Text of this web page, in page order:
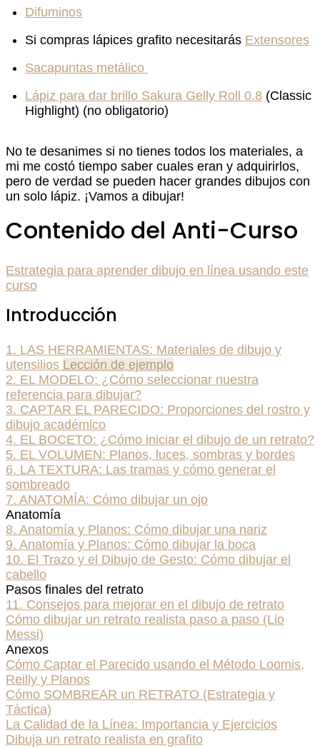
Difuminos
Si compras lápices grafito necesitarás Extensores
Sacapuntas metálico
Lápiz para dar brillo Sakura Gelly Roll 0.8 (Classic
Highlight) (no obligatorio)
No te desanimes si no tienes todos los materiales, a
mi me costó tiempo saber cuales eran y adquirirlos,
pero de verdad se pueden hacer grandes dibujos con
un solo lápiz. ¡Vamos a dibujar!
Contenido del Anti-Curso
Estrategia para aprender dibujo en línea usando este
curso
Introducción
1. LAS HERRAMIENTAS: Materiales de dibujo y
utensilios Lección de ejemplo
2. EL MODELO: ¿Cómo seleccionar nuestra
referencia para dibujar?
3. CAPTAR EL PARECIDO: Proporciones del rostro y
dibujo académico
4. EL BOCETO: ¿Cómo iniciar el dibujo de un retrato?
5. EL VOLUMEN: Planos, luces, sombras y bordes
6. LA TEXTURA: Las tramas y cómo generar el
sombreado
7. ANATOMÍA: Cómo dibujar un ojo
Anatomía
8. Anatomía y Planos: Cómo dibujar una nariz
9. Anatomía y Planos: Cómo dibujar la boca
10. El Trazo y el Dibujo de Gesto: Cómo dibujar el
cabello
Pasos finales del retrato
11. Consejos para mejorar en el dibujo de retrato
Cómo dibujar un retrato realista paso a paso (Lio
Messi)
Anexos
Cómo Captar el Parecido usando el Método Loomis,
Reilly y Planos
Cómo SOMBREAR un RETRATO (Estrategia y
Táctica)
La Calidad de la Línea: Importancia y Ejercicios
Dibuja un retrato realista en grafito